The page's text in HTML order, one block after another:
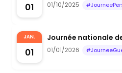
01 01/10/2025
JAN.
01
Journée nationale
01/01/2026